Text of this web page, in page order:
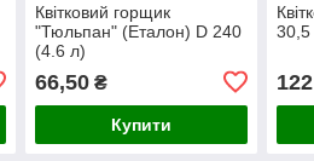
Квітковий горщик
"Тюльпан" (Еталон) D 240
(4.6 л)
66,50₴
Купити